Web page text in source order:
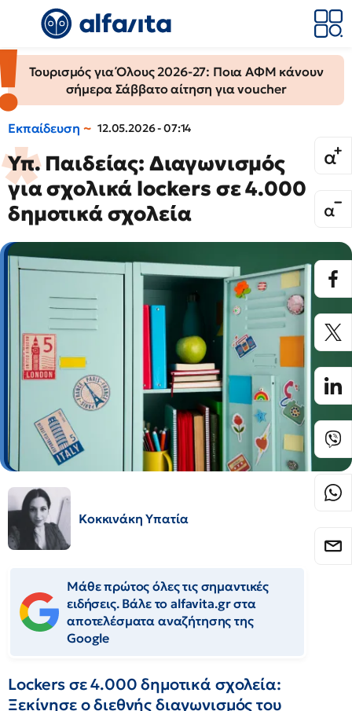
Τουρισμός για Όλους 2026-27: Ποια ΑΦΜ κάνουν
σήμερα Σάββατο αίτηση για voucher
Εκπαίδευση 12.05.2026 - 07:14
Υπ. Παιδείας: Διαγωνισμός
για σχολικά lockers σε 4.000
δημοτικά σχολεία
Κοκκινάκη Υπατία
Μάθε πρώτος όλες τις σημαντικές
ειδήσεις. Βάλε το alfavita.gr στα
αποτελέσματα αναζήτησης της
Google
Lockers σε 4.000 δημοτικά σχολεία:
Ξεκίνησε ο διεθνής διαγωνισμός του